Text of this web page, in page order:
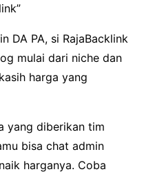
DA PA, si RajaBacklink
mulai dari niche dan
harga yang
yang diberikan tim
bisa chat admin
harganya. Coba